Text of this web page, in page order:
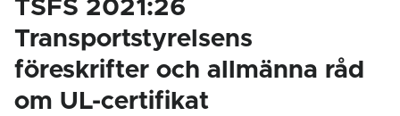
TSFS 2021:26
Transportstyrelsens
föreskrifter och allmänna råd
om UL-certifikat